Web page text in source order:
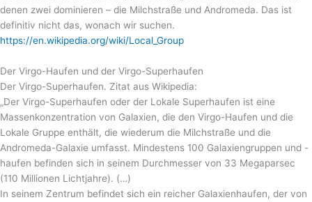
denen zwei dominieren – die Milchstraße und Andromeda. Das ist
definitiv nicht das, wonach wir suchen.
https://en.wikipedia.org/wiki/Local_Group
Der Virgo-Haufen und der Virgo-Superhaufen
Der Virgo-Superhaufen. Zitat aus Wikipedia:
„Der Virgo-Superhaufen oder der Lokale Superhaufen ist eine
Massenkonzentration von Galaxien, die den Virgo-Haufen und die
Lokale Gruppe enthält, die wiederum die Milchstraße und die
Andromeda-Galaxie umfasst. Mindestens 100 Galaxiengruppen und -
haufen befinden sich in seinem Durchmesser von 33 Megaparsec
(110 Millionen Lichtjahre). (…)
In seinem Zentrum befindet sich ein reicher Galaxienhaufen, der von